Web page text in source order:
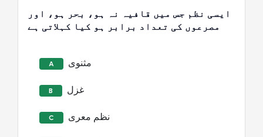
ایسی نظم جس میں قافیہ نہ ہو، بحر ہو، اور
مصرعوں کی تعداد برابر ہو کیا کہلاتی ہے
A مثنوی
B غزل
C نظم معری